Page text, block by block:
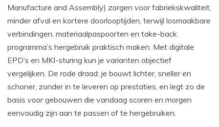
Manufacture and Assembly) zorgen voor fabriekskwaliteit,
minder afval en kortere doorlooptijden, terwijl losmaakbare
verbindingen, materiaalpaspoorten en take-back
programma’s hergebruik praktisch maken. Met digitale
EPD’s en MKI-sturing kun je varianten objectief
vergelijken. De rode draad: je bouwt lichter, sneller en
schoner, zonder in te leveren op prestaties, en legt zo de
basis voor gebouwen die vandaag scoren en morgen
eenvoudig zijn aan te passen of te hergebruiken.